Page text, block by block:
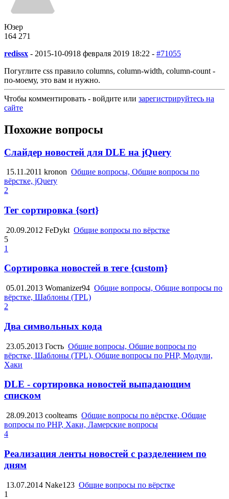
Юзер
164 271
redissx - 2015-10-0918 февраля 2019 18:22 - #71055
Погуглите css правило columns, column-width, column-count -
по-моему, это вам и нужно.
Чтобы комментировать - войдите или зарегистрируйтесь на
сайте
Похожие вопросы
Слайдер новостей для DLE на jQuery
15.11.2011 kronon Общие вопросы, Общие вопросы по
вёрстке, jQuery
2
Тег сортировка {sort}
20.09.2012 FeDykt Общие вопросы по вёрстке
5
1
Сортировка новостей в теге {custom}
05.01.2013 Womanizer94 Общие вопросы, Общие вопросы по
вёрстке, Шаблоны (TPL)
2
Два символьных кода
23.05.2013 Гость Общие вопросы, Общие вопросы по
вёрстке, Шаблоны (TPL), Общие вопросы по PHP, Модули,
Хаки
DLE - сортировка новостей выпадающим
списком
28.09.2013 coolteams Общие вопросы по вёрстке, Общие
вопросы по PHP, Хаки, Ламерские вопросы
4
Реализация ленты новостей с разделением по
дням
13.07.2014 Nake123 Общие вопросы по вёрстке
1